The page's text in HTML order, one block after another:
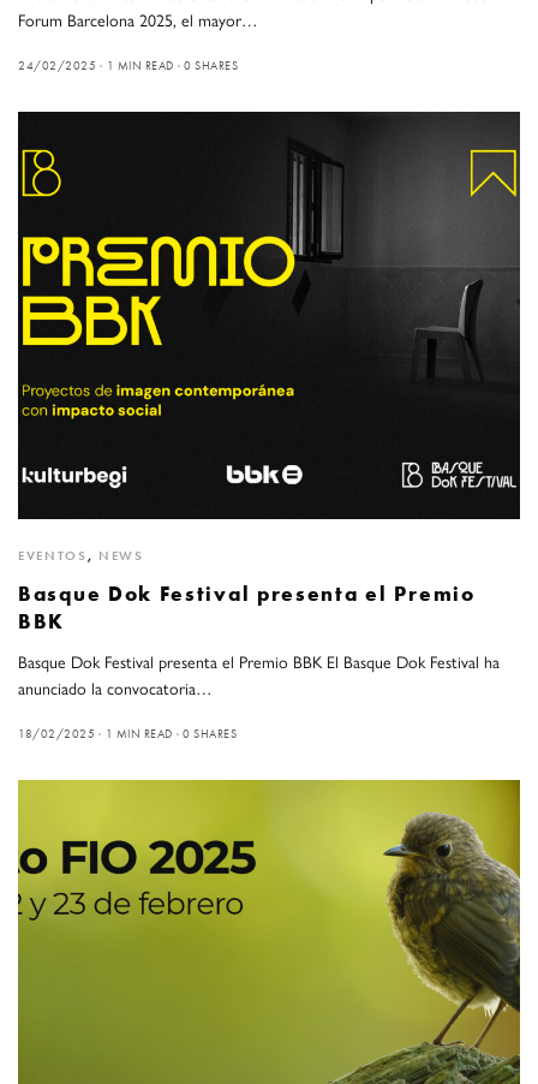
Forum Barcelona 2025, el mayor…
24/02/2025 1 MIN READ 0 SHARES
EVENTOS , NEWS
Basque Dok Festival presenta el Premio
BBK
Basque Dok Festival presenta el Premio BBK El Basque Dok Festival ha
anunciado la convocatoria…
18/02/2025 1 MIN READ 0 SHARES